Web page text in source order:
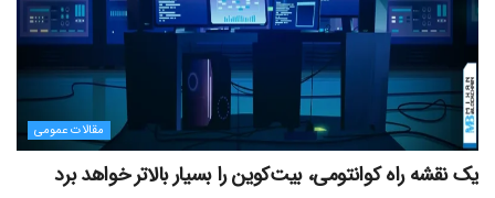
مقالات عمومی
یک نقشه راه کوانتومی، بیت‌کوین را بسیار بالاتر خواهد برد